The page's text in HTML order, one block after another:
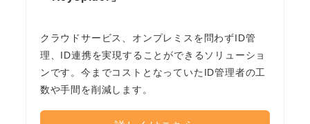
クラウドサービス、オンプレミスを問わずID管
理、ID連携を実現することができるソリューショ
ンです。今までコストとなっていたID管理者の工
数や手間を削減します。